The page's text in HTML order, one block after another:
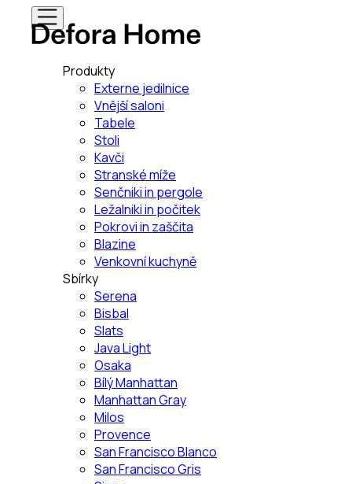
Produkty
Externe jedilnice
Vnější saloni
Tabele
Stoli
Kavči
Stranské míže
Senčniki in pergole
Ležalniki in počitek
Pokrovi in zaščita
Blazine
Venkovní kuchyně
Sbírky
Serena
Bisbal
Slats
Java Light
Osaka
Bílý Manhattan
Manhattan Gray
Milos
Provence
San Francisco Blanco
San Francisco Gris